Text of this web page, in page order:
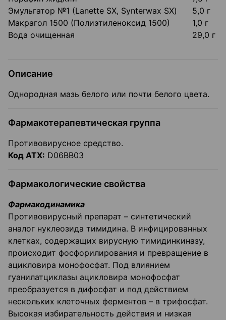
Эмульгатор №1 (Lanette SX, Synterwax SX)
5,0 г
Макрагол 1500 (Полиэтиленоксид 1500)
1,0 г
Вода очищенная
29,0 г
Описание
Однородная мазь белого или почти белого цвета.
Фармакотерапевтическая группа
Противовирусное средство.
Код АТХ: D06ВВ03
Фармакологические свойства
Фармакодинамика
Противовирусный препарат – синтетический
аналог нуклеозида тимидина. В инфицированных
клетках, содержащих вирусную тимидинкиназу,
происходит фосфорилирования и превращение в
ацикловира монофосфат. Под влиянием
гуанилатциклазы ацикловира монофосфат
преобразуется в дифосфат и под действием
нескольких клеточных ферментов – в трифосфат.
Высокая избирательность действия и низкая